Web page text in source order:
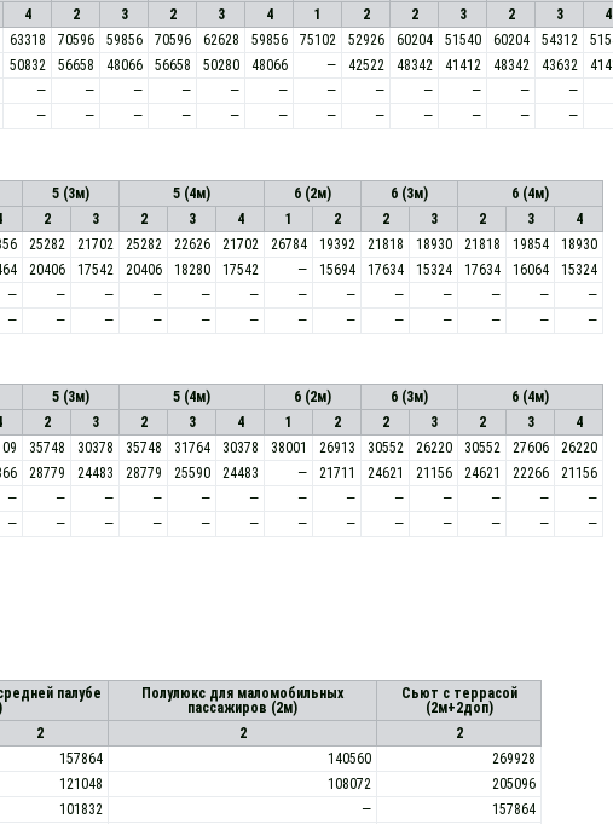
4 2 3 2 3 4 1 2 2 3 2 3
4
63318 70596 59856 70596 62628 59856 75102 52926 60204 51540 60204 54312
50832 56658 48066 56658 50280 48066 — 42522 48342 41412 48342 43632
— — — — — — — — — — —
—
— — — — — — — — — — — —
5 (3м) 5 (4м) 6 (2м) 6 (3м)
6 (4м)
2 3 2 3 4 1 2 2 3 2 3
4
25282 21702 25282 22626 21702 26784 19392 21818 18930 21818 19854
18930
20406 17542 20406 18280 17542 — 15694 17634 15324 17634 16064
15324
— — — — — — — — — — — —
—
— — — — — — — — — — — — —
5 (3м) 5 (4м) 6 (2м) 6 (3м)
6 (4м)
2 3 2 3 4 1 2 2 3 2 3
4
35748 30378 35748 31764 30378 38001 26913 30552 26220 30552 27606
26220
28779 24483 28779 25590 24483 — 21711 24621 21156 24621 22266
21156
— — — — — — — — — — — —
—
— — — — — — — — — — — — —
палубе
Полулюкс для маломобильных
пассажиров (2м)
Сьют с террасой
(2м+2доп)
2 2
2
157864 140560
269928
121048 108072
205096
101832 —
157864